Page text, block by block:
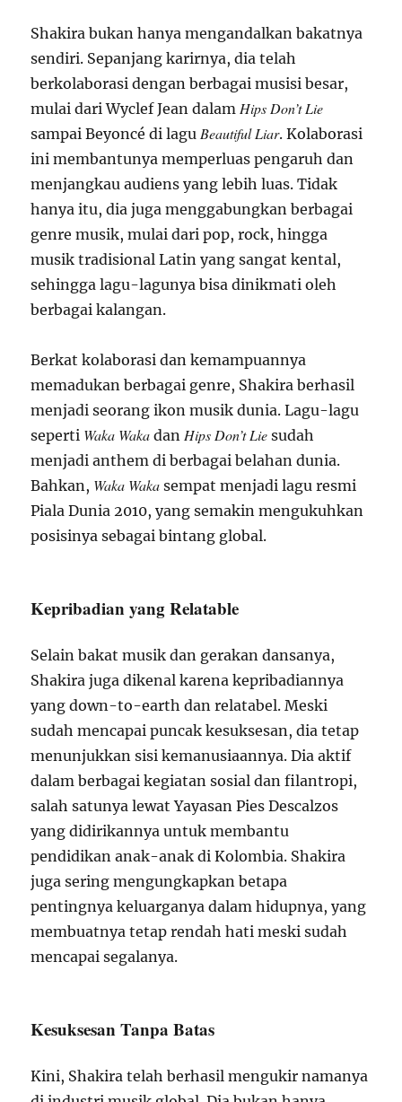
Shakira bukan hanya mengandalkan bakatnya
sendiri. Sepanjang karirnya, dia telah
berkolaborasi dengan berbagai musisi besar,
mulai dari Wyclef Jean dalamHips Don’t Lie
sampai Beyoncé di laguBeautiful Liar. Kolaborasi
ini membantunya memperluas pengaruh dan
menjangkau audiens yang lebih luas. Tidak
hanya itu, dia juga menggabungkan berbagai
genre musik, mulai dari pop, rock, hingga
musik tradisional Latin yang sangat kental,
sehingga lagu-lagunya bisa dinikmati oleh
berbagai kalangan.
Berkat kolaborasi dan kemampuannya
memadukan berbagai genre, Shakira berhasil
menjadi seorang ikon musik dunia. Lagu-lagu
seperti Waka Waka danHips Don’t Lie sudah
menjadi anthem di berbagai belahan dunia.
Bahkan, Waka Waka sempat menjadi lagu resmi
Piala Dunia 2010, yang semakin mengukuhkan
posisinya sebagai bintang global.
Kepribadian yang Relatable
Selain bakat musik dan gerakan dansanya,
Shakira juga dikenal karena kepribadiannya
yang down-to-earth dan relatabel. Meski
sudah mencapai puncak kesuksesan, dia tetap
menunjukkan sisi kemanusiaannya. Dia aktif
dalam berbagai kegiatan sosial dan filantropi,
salah satunya lewat Yayasan Pies Descalzos
yang didirikannya untuk membantu
pendidikan anak-anak di Kolombia. Shakira
juga sering mengungkapkan betapa
pentingnya keluarganya dalam hidupnya, yang
membuatnya tetap rendah hati meski sudah
mencapai segalanya.
Kesuksesan Tanpa Batas
Kini, Shakira telah berhasil mengukir namanya